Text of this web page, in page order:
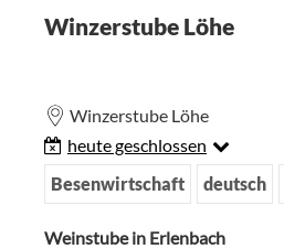
Winzerstube Löhe
Winzerstube Löhe
heute geschlossen
Besenwirtschaft
deutsch
Weinstube in Erlenbach